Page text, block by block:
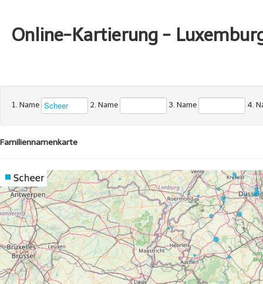
Online-Kartierung -
1. Name 2. Name 3. Name 4.
Familiennamenkarte